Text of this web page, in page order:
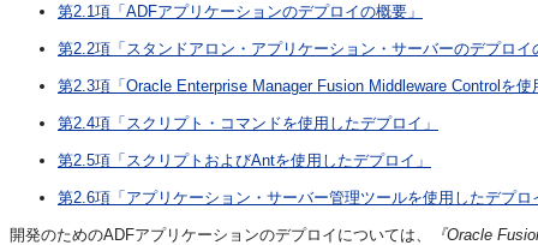
第2.1項「ADFアプリケーションのデプロイの概要」
第2.2項「スタンドアロン・アプリケーション・サーバーのデプロイ
第2.3項「Oracle Enterprise Manager Fusion Middleware Controlを
第2.4項「スクリプト・コマンドを使用したデプロイ」
第2.5項「スクリプトおよびAntを使用したデプロイ」
第2.6項「アプリケーション・サーバー管理ツールを使用したデプロ
開発のためのADFアプリケーションのデプロイについては、
『Oracle